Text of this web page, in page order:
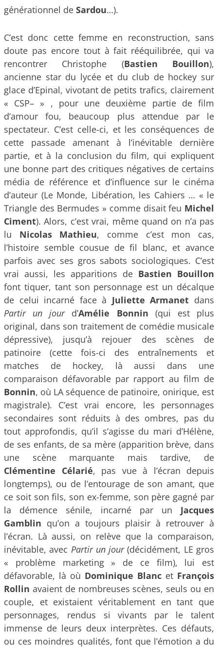
générationnel de Sardou…).
C’est donc cette femme en reconstruction, sans
doute pas encore tout à fait rééquilibrée, qui va
rencontrer Christophe (Bastien Bouillon),
ancienne star du lycée et du club de hockey sur
glace d’Epinal, vivotant de petits trafics, clairement
« CSP– » , pour une deuxième partie de film
d’amour fou, beaucoup plus attendue par le
spectateur. C’est celle-ci, et les conséquences de
cette passade amenant à l’inévitable dernière
partie, et à la conclusion du film, qui expliquent
une bonne part des critiques négatives de certains
média de référence et d’influence sur le cinéma
d’auteur (Le Monde, Libération, les Cahiers … « le
Triangle des Bermudes » comme disait feu Michel
Ciment). Alors, c’est vrai, même quand on n’a pas
lu Nicolas Mathieu, comme c’est mon cas,
l’histoire semble cousue de fil blanc, et avance
parfois avec ses gros sabots sociologiques. C’est
vrai aussi, les apparitions de Bastien Bouillon
font tiquer, tant son personnage est un décalque
de celui incarné face à Juliette Armanet dans
Partir un jourd’Amélie Bonnin (qui est plus
original, dans son traitement de comédie musicale
dépressive), jusqu’à rejouer des scènes de
patinoire (cette fois-ci des entraînements et
matches de hockey, là aussi dans une
comparaison défavorable par rapport au film de
Bonnin, où LA séquence de patinoire, onirique, est
magistrale). C’est vrai encore, les personnages
secondaires sont réduits à des ombres, pas du
tout approfondis, qu’il s’agisse du mari d’Hélène,
de ses enfants, de sa mère (apparition brève, dans
une scène marquante mais tardive, de
Clémentine Célarié, pas vue à l’écran depuis
longtemps), ou de l’entourage de son amant, que
ce soit son fils, son ex-femme, son père gagné par
la démence sénile, incarné par un Jacques
Gamblin qu’on a toujours plaisir à retrouver à
l’écran. Là aussi, on relève que la comparaison,
inévitable, avec Partir un jour(décidément, LE gros
« problème marketing » de ce film), lui est
défavorable, là où Dominique Blanc et François
Rollin avaient de nombreuses scènes, seuls ou en
couple, et existaient véritablement en tant que
personnages, rendus si vivants par le talent
immense de leurs deux interprètes. Ces défauts,
ou ces moindres qualités, font que l’émotion a du